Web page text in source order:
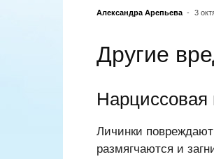
Александра Арепьева - 3
Другие
Нарциссовая
Личинки
размягчаются и